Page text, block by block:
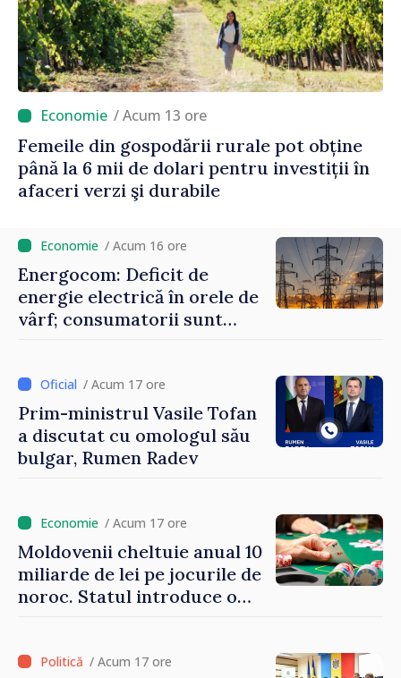
/ Acum 13 ore
Femeile din gospodării rurale pot obține
până la 6 mii de dolari pentru investiții în
afaceri verzi şi durabile
/ Acum 16 ore
Energocom: Deficit de
energie electrică în orele de
vârf; consumatorii sunt
/ Acum 17 ore
Prim-ministrul Vasile Tofan
a discutat cu omologul său
bulgar, Rumen Radev
/ Acum 17 ore
Moldovenii cheltuie anual 10
miliarde de lei pe jocurile de
noroc. Statul introduce o
la buget / Acum 17 ore